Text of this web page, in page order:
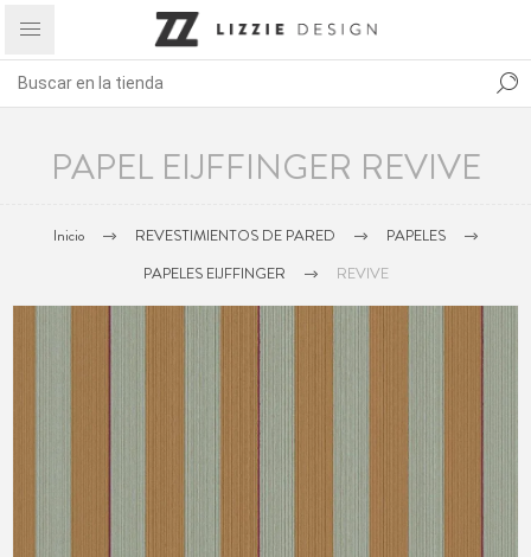
PAPEL EIJFFINGER REVIVE
Inicio REVESTIMIENTOS DE PARED
PAPELES
PAPELES EIJFFINGER
REVIVE